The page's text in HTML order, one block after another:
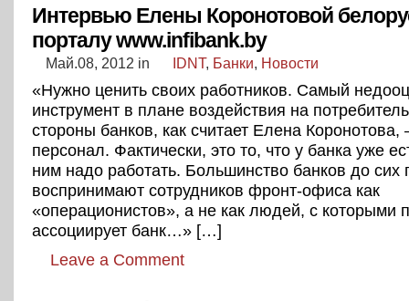
Интервью Елены Коронотовой
порталу www.infibank.by
Май.08, 2012 in IDNT, Банки, Новости
«Нужно ценить своих работников. Самый
инструмент в плане воздействия на
стороны банков, как считает Елена
персонал. Фактически, это то, что у банка уже
ним надо работать. Большинство банков до сих
воспринимают сотрудников фронт-офиса как
«операционистов», а не как людей, с которыми
ассоциирует банк…» […]
Leave a Comment